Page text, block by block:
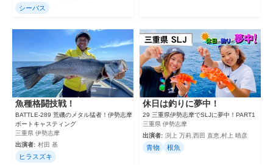
シーバス
魚種格闘技戦！
BATTLE-289 荒磯のメタル猛者！伊勢志摩
ボートキャスティング
三重県 伊勢志摩
出演者: 村田 基
ヒラスズキ
休日は釣りに夢中！
29 三重県伊勢志摩でSLJに夢中！PART1
三重県 伊勢志摩
出演者: 渕上 万莉,西田 直恵,村上 晴彦
青物 根魚